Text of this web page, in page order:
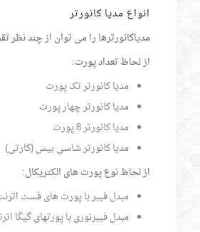
انواع مدیا کانورتر
مدیاکانورترها را می توان از چند نظر
از لحاظ تعداد پورت:
مدیا کانورتر تک پورت
مدیا کانورتر چهار پورت
مدیا کانورتر 8 پورت
مدیا کانورتر شاسی بیس (کارتی)
از لحاظ نوع پورت های الکتریکال:
مبدل فیبر با پورت های فست
مبدل فیبرنوری با پورتهای گیگا